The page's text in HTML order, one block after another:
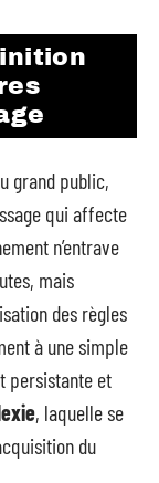
grand public,
qui affecte
n’entrave
mais
des règles
à une simple
persistante et
, laquelle se
du